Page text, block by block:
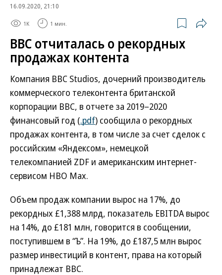
16.09.2020, 21:10
1K 1 мин.
BBC отчиталась о рекордных
продажах контента
Компания BBC Studios, дочерний производитель
коммерческого телеконтента британской
корпорации BBC, в отчете за 2019–2020
финансовый год (.pdf) сообщила о рекордных
продажах контента, в том числе за счет сделок с
российским «Яндексом», немецкой
телекомпанией ZDF и американским интернет-
сервисом HBO Max.
Объем продаж компании вырос на 17%, до
рекордных £1,388 млрд, показатель EBITDA вырос
на 14%, до £181 млн, говорится в сообщении,
поступившем в “Ъ”. На 19%, до £187,5 млн вырос
размер инвестиций в контент, права на который
принадлежат BBC.